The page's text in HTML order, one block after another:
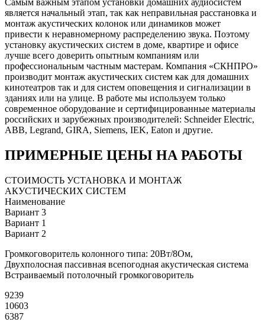
Самым важным этапом установки домашних аудиосистем
является начальный этап, так как неправильная расстановка и
монтаж акустических колонок или динамиков может
привести к неравномерному распределению звука. Поэтому
установку акустических систем в доме, квартире и офисе
лучше всего доверить опытным компаниям или
профессиональным частным мастерам. Компания «СКНПРО»
производит монтаж акустических систем как для домашних
кинотеатров так и для систем оповещения и сигнализации в
зданиях или на улице. В работе мы используем только
современное оборудование и сертифицированные материалы
российских и зарубежных производителей: Schneider Electric,
ABB, Legrand, GIRA, Siemens, IEK, Eaton и другие.
ПРИМЕРНЫЕ ЦЕНЫ НА РАБОТЫ
СТОИМОСТЬ УСТАНОВКА И МОНТАЖ
АКУСТИЧЕСКИХ СИСТЕМ
Наименование
Вариант 3
Вариант 1
Вариант 2
Громкоговоритель колонного типа: 20Вт/8Ом,
Двухполосная пассивная всепогодная акустическая система
Встраиваемый потолочный громкоговоритель
9239
10603
6387